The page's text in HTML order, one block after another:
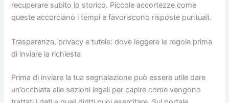
recuperare subito lo storico. Piccole accortezze come
queste accorciano i tempi e favoriscono risposte puntuali.
Trasparenza, privacy e tutele: dove leggere le regole prima
di inviare la richiesta
Prima di inviare la tua segnalazione può essere utile dare
un’occhiata alle sezioni legali per capire come vengono